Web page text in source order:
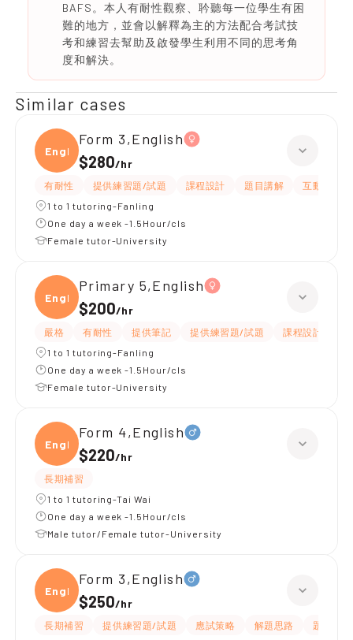
BAFS。本人有耐性觀察、耹聽每一位學生有困
難的地方，並會以解釋為主的方法配合考試技
考和練習去幫助及啟發學生利用不同的思考角
度和解決。
Similar cases
Engli
Form 3,English
$280/hr
有耐性 提供練習題/試題 課程設計 題目講解
互動教學
1 to 1 tutoring-Fanling
One day a week -1.5Hour/cls
Female tutor-University
Engli
Primary 5,English
$200/hr
嚴格 有耐性 提供筆記 提供練習題/試題 課程設計
1 to 1 tutoring-Fanling
One day a week -1.5Hour/cls
Female tutor-University
Engli
Form 4,English
$220/hr
長期補習
1 to 1 tutoring-Tai Wai
One day a week -1.5Hour/cls
Male tutor/Female tutor-University
Engli
Form 3,English
$250/hr
長期補習 提供練習題/試題 應試策略 解題思路 題目講解